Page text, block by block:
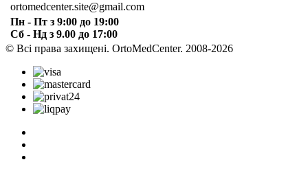
ortomedcenter.site@gmail.com
Пн - Пт з 9:00 до 19:00
Сб - Нд з 9.00 до 17:00
© Всі права захищені. OrtoMedCenter. 2008-2026